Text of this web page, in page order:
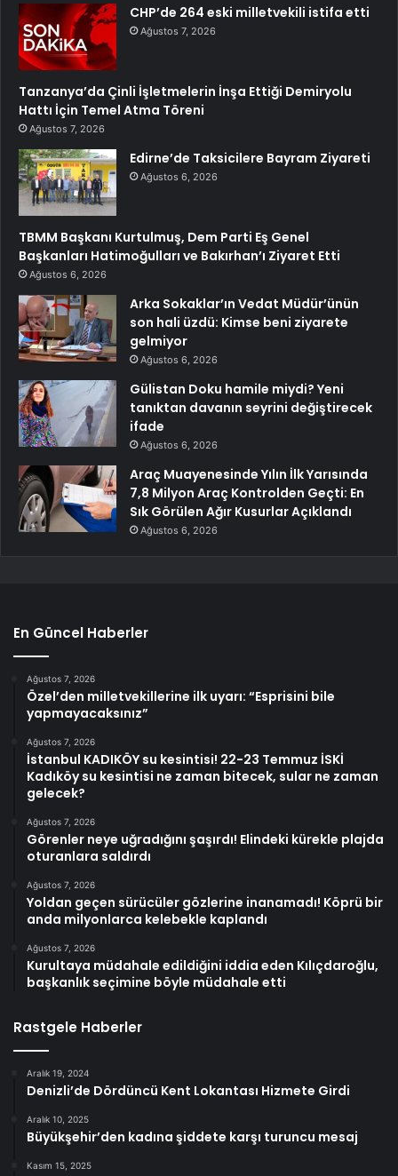
CHP’de 264 eski milletvekili istifa etti
Ağustos 7, 2026
Tanzanya’da Çinli İşletmelerin İnşa Ettiği Demiryolu
Hattı İçin Temel Atma Töreni
Ağustos 7, 2026
Edirne’de Taksicilere Bayram Ziyareti
Ağustos 6, 2026
TBMM Başkanı Kurtulmuş, Dem Parti Eş Genel
Başkanları Hatimoğulları ve Bakırhan’ı Ziyaret Etti
Ağustos 6, 2026
Arka Sokaklar’ın Vedat Müdür’ünün
son hali üzdü: Kimse beni ziyarete
gelmiyor
Ağustos 6, 2026
Gülistan Doku hamile miydi? Yeni
tanıktan davanın seyrini değiştirecek
ifade
Ağustos 6, 2026
Araç Muayenesinde Yılın İlk Yarısında
7,8 Milyon Araç Kontrolden Geçti: En
Sık Görülen Ağır Kusurlar Açıklandı
Ağustos 6, 2026
En Güncel Haberler
Ağustos 7, 2026
Özel’den milletvekillerine ilk uyarı: “Esprisini bile
yapmayacaksınız”
Ağustos 7, 2026
İstanbul KADIKÖY su kesintisi! 22-23 Temmuz İSKİ
Kadıköy su kesintisi ne zaman bitecek, sular ne zaman
gelecek?
Ağustos 7, 2026
Görenler neye uğradığını şaşırdı! Elindeki kürekle plajda
oturanlara saldırdı
Ağustos 7, 2026
Yoldan geçen sürücüler gözlerine inanamadı! Köprü bir
anda milyonlarca kelebekle kaplandı
Ağustos 7, 2026
Kurultaya müdahale edildiğini iddia eden Kılıçdaroğlu,
başkanlık seçimine böyle müdahale etti
Rastgele Haberler
Aralık 19, 2024
Denizli’de Dördüncü Kent Lokantası Hizmete Girdi
Aralık 10, 2025
Büyükşehir’den kadına şiddete karşı turuncu mesaj
Kasım 15, 2025